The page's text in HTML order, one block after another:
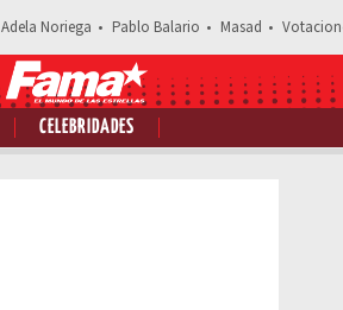
Adela Noriega Pablo Balario Masad
CELEBRIDADES
Comparte esta noticia